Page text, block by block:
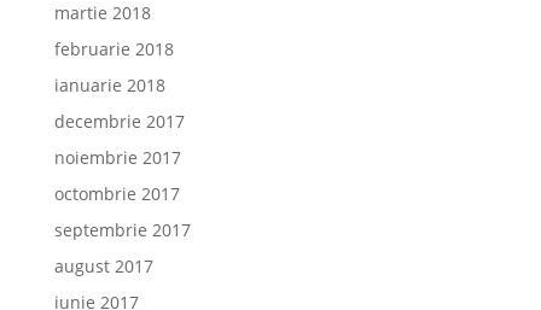
martie 2018
februarie 2018
ianuarie 2018
decembrie 2017
noiembrie 2017
octombrie 2017
septembrie 2017
august 2017
iunie 2017